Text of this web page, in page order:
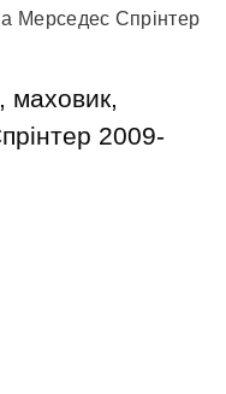
Мерседес Спрінтер
маховик,
2009-